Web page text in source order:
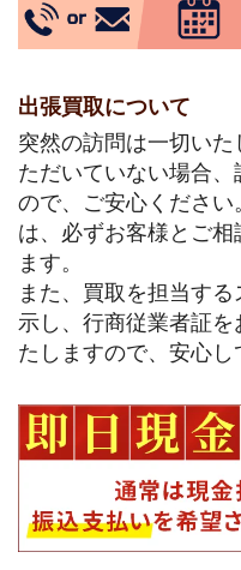
出張買取について
突然の訪問は一切い
ただいていない場合
ので、ご安心くださ
は、必ずお客様とご
ます。
また、買取を担当す
示し、行商従業者証
たしますので、安心し